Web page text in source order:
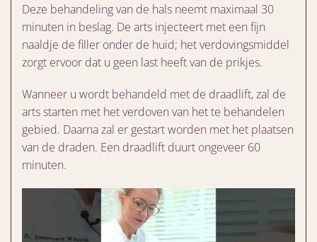
Deze behandeling van de hals neemt maximaal 30
minuten in beslag. De arts injecteert met een fijn
naaldje de filler onder de huid; het verdovingsmiddel
zorgt ervoor dat u geen last heeft van de prikjes.
Wanneer u wordt behandeld met de draadlift, zal de
arts starten met het verdoven van het te behandelen
gebied. Daarna zal er gestart worden met het plaatsen
van de draden. Een draadlift duurt ongeveer 60
minuten.